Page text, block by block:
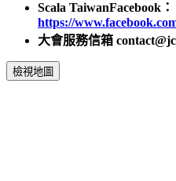
Scala TaiwanFacebook：
https://
大會服務信箱
檢視地圖